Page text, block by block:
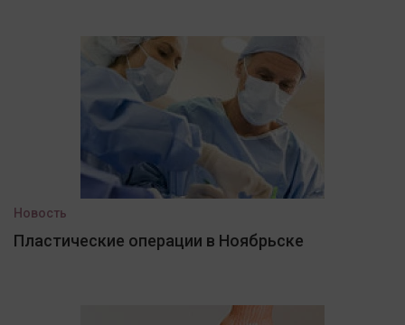
Новость
Пластические операции в Ноябрьске